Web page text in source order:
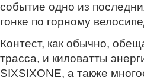
событие одно из
гонке по горному
Контест, как обычно,
трасса, и киловатты
SIXSIXONE, а также